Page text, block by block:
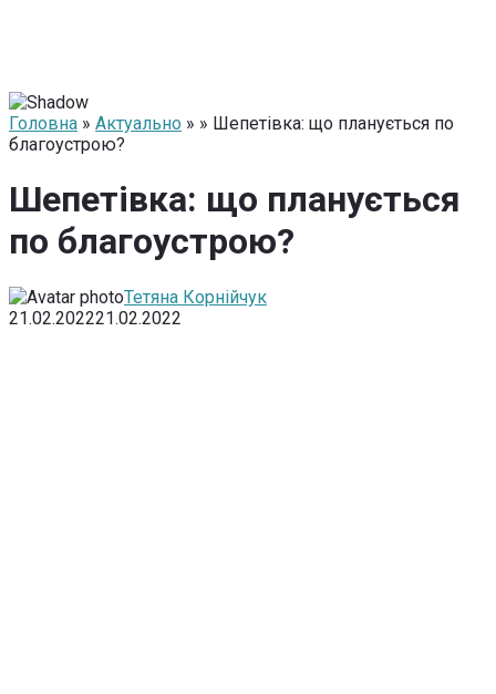
Головна » Актуально » » Шепетівка: що планується по
благоустрою?
Шепетівка: що планується
по благоустрою?
Тетяна Корнійчук
21.02.202221.02.2022